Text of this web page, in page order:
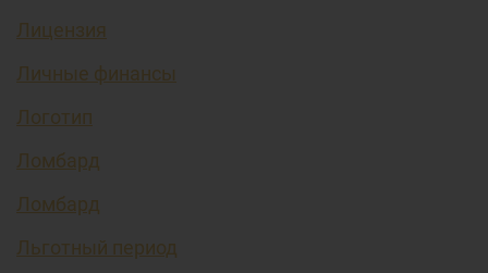
Лицензия
Личные финансы
Логотип
Ломбард
Ломбард
Льготный период